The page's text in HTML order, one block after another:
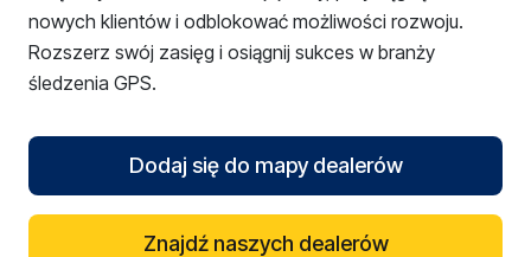
nowych klientów i odblokować możliwości rozwoju.
Rozszerz swój zasięg i osiągnij sukces w branży
śledzenia GPS.
Dodaj się do mapy dealerów
Znajdź naszych dealerów